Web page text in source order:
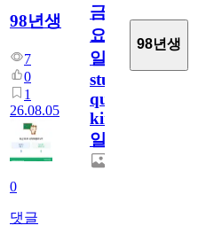
98년생
7
0
1
26.08.05
0
댓글
금
요
일/English
study
quiz
king773
일
98년생